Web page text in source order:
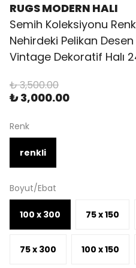
RUGS MODERN HALI
Semih Koleksiyonu
Nehirdeki Pelikan
Vintage Dekoratif Halı
₺ 3,500.00
₺ 3,000.00
Renk
renkli
Boyut/Ebat
100 x 300 75 x 150
75 x 300 100 x 150